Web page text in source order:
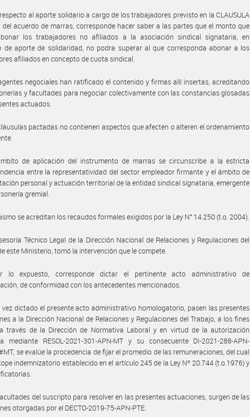
al aporte solidario a cargo de los trabajadores previsto en la CLAUSULA
del acuerdo de marras, corresponde hacer saber a las partes que el monto que
los trabajadores no afiliados a la asociación sindical signataria, en
de aporte de solidaridad, no podra superar al que corresponda abonar a los
afiliados en concepto de cuota sindical.
negociales han ratificado el contenido y firmas allí insertas, acreditando
y facultades para negociar colectivamente con las constancias glosadas
actuados.
pactadas no contienen aspectos que afecten o alteren el ordenamiento
de aplicación del instrumento de marras se circunscribe a la estricta
entre la representatividad del sector empleador firmante y el ámbito de
personal y actuación territorial de la entidad sindical signataria, emergente
gremial.
se acreditan los recaudos formales exigidos por la Ley N° 14.250 (t.o. 2004).
Técnico Legal de la Dirección Nacional de Relaciones y Regulaciones del
este Ministerio, tomó la intervención que le compete.
lo expuesto, corresponde dictar el pertinente acto administrativo de
de conformidad con los antecedentes mencionados.
vez dictado el presente acto administrativo homologatorio, pasen las presentes
a la Dirección Nacional de Relaciones y Regulaciones del Trabajo, a los fines
través de la Dirección de Normativa Laboral y en virtud de la autorización
mediante RESOL-2021-301-APN-MT y su consecuente DI-2021-288-APN-
se evalúe la procedencia de fijar el promedio de las remuneraciones, del cual
indemnizatorio establecido en el artículo 245 de la Ley Nº 20.744 (t.o.1976) y
del suscripto para resolver en las presentes actuaciones, surgen de las
otorgadas por el DECTO-2019-75-APN-PTE.